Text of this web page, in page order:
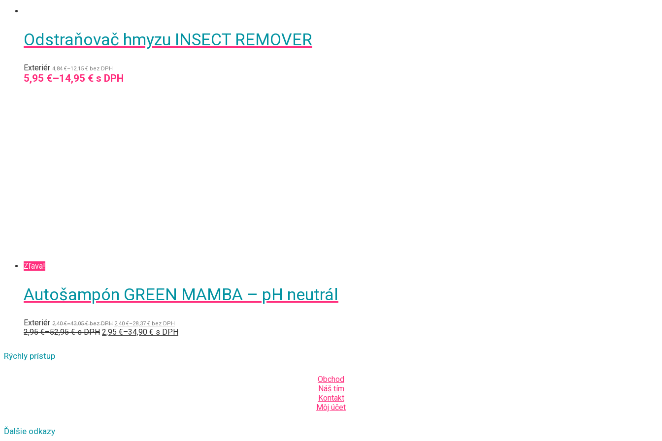
Odstraňovač hmyzu INSECT REMOVER
Exteriér 4,84 €–12,15 € bez DPH
5,95 €–14,95 € s DPH
Zľava!
Autošampón GREEN MAMBA – pH neutrál
Exteriér 2,40€–43,05€bez DPH 2,40 €–28,37 € bez DPH
2,95€–52,95€s DPH 2,95 €–34,90 € s DPH
Rýchly prístup
Obchod
Náš tím
Kontakt
Môj účet
Ďalšie odkazy